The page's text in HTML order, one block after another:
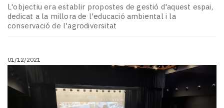
L'objectiu era establir propostes de gestió d'aquest espai,
dedicat a la millora de l'educació ambiental i la
conservació de l'agrodiversitat
01/12/2021